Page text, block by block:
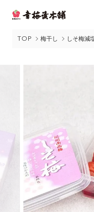
TOP 梅干し しそ梅減